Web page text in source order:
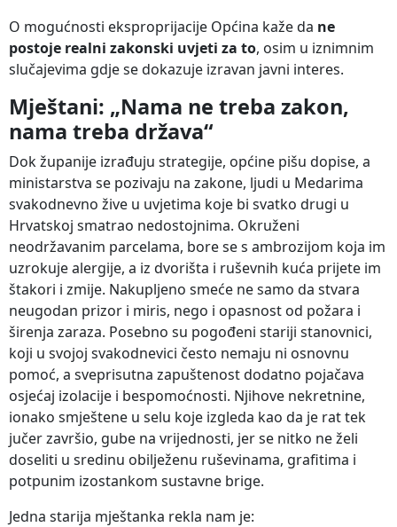
O mogućnosti eksproprijacije Općina kaže da ne
postoje realni zakonski uvjeti za to, osim u iznimnim
slučajevima gdje se dokazuje izravan javni interes.
Mještani: „Nama ne treba zakon,
nama treba država“
Dok županije izrađuju strategije, općine pišu dopise, a
ministarstva se pozivaju na zakone, ljudi u Medarima
svakodnevno žive u uvjetima koje bi svatko drugi u
Hrvatskoj smatrao nedostojnima. Okruženi
neodržavanim parcelama, bore se s ambrozijom koja im
uzrokuje alergije, a iz dvorišta i ruševnih kuća prijete im
štakori i zmije. Nakupljeno smeće ne samo da stvara
neugodan prizor i miris, nego i opasnost od požara i
širenja zaraza. Posebno su pogođeni stariji stanovnici,
koji u svojoj svakodnevici često nemaju ni osnovnu
pomoć, a sveprisutna zapuštenost dodatno pojačava
osjećaj izolacije i bespomoćnosti. Njihove nekretnine,
ionako smještene u selu koje izgleda kao da je rat tek
jučer završio, gube na vrijednosti, jer se nitko ne želi
doseliti u sredinu obilježenu ruševinama, grafitima i
potpunim izostankom sustavne brige.
Jedna starija mještanka rekla nam je: